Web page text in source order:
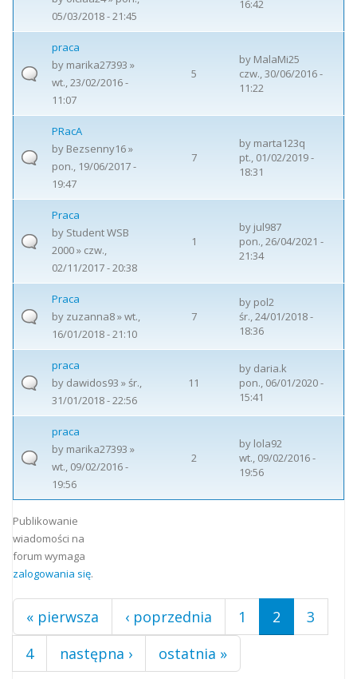
05/03/2018 - 21:45
16:42
praca
by marika27393 »
wt., 23/02/2016 -
11:07
5
by MalaMi25
czw., 30/06/2016 -
11:22
PRacA
by Bezsenny16»
pon., 19/06/2017 -
19:47
7
by marta123q
pt., 01/02/2019 -
18:31
Praca
by Student WSB
2000» czw.,
02/11/2017 - 20:38
1
by jul987
pon., 26/04/2021 -
21:34
Praca
by zuzanna8» wt.,
16/01/2018 - 21:10
7
by pol2
śr., 24/01/2018 -
18:36
praca
by dawidos93 » śr.,
31/01/2018 - 22:56
11
by daria.k
pon., 06/01/2020 -
15:41
praca
by marika27393 »
wt., 09/02/2016 -
19:56
2
by lola92
wt., 09/02/2016 -
19:56
Publikowanie
wiadomości na
forum wymaga
zalogowania się.
Strony
« pierwsza ‹ poprzednia 1 2
3
4
następna › ostatnia »